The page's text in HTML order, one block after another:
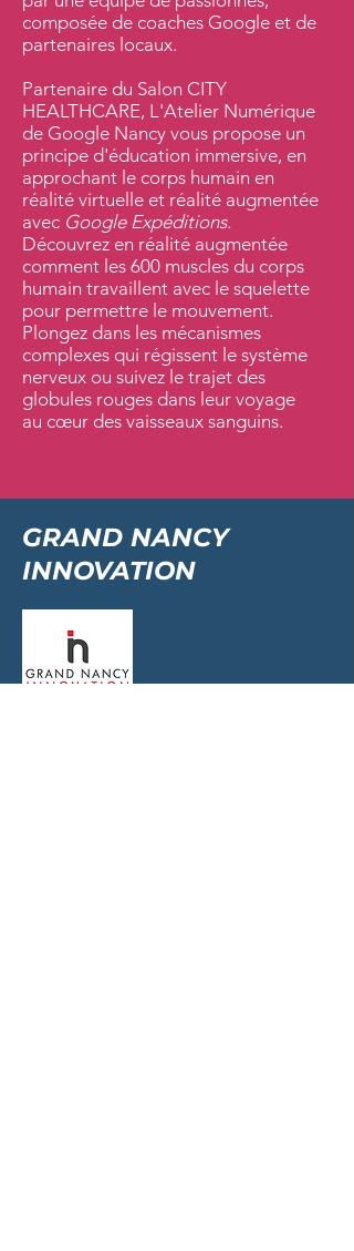
composée de coaches Google et de
partenaires locaux.
Partenaire du Salon CITY
HEALTHCARE, L'Atelier Numérique
de Google Nancy vous propose un
principe d'éducation immersive, en
approchant le corps humain en
réalité virtuelle et réalité augmentée
avec Google Expéditions.
Découvrez en réalité augmentée
comment les 600 muscles du corps
humain travaillent avec le squelette
pour permettre le mouvement.
Plongez dans les mécanismes
complexes qui régissent le système
nerveux ou suivez le trajet des
globules rouges dans leur voyage
au cœur des vaisseaux sanguins.
GRAND NANCY
INNOVATION